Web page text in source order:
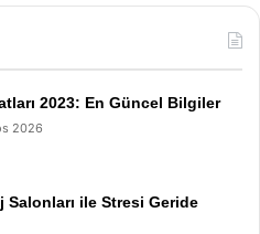
2023: En Güncel Bilgiler
2026
Salonları ile Stresi Geride